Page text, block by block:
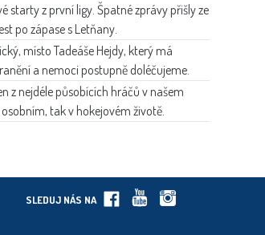
starty z první ligy. Špatné zprávy přišly ze
po zápase s Letňany.
místo Tadeáše Hejdy, který má
a nemoci postupně doléčujeme.
z nejdéle působících hráčů v našem
tak v hokejovém životě.
SLEDUJ NÁS NA